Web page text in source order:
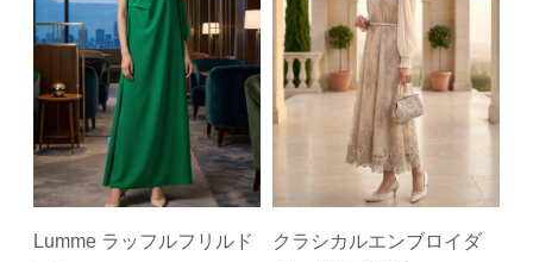
Lumme ラッフルフリルド
クラシカルエンブロイダ